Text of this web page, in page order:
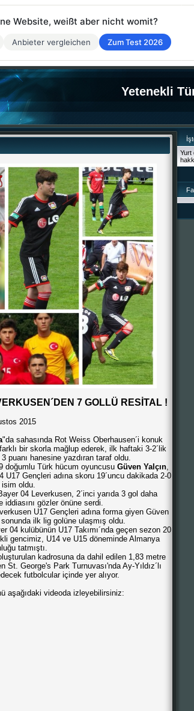
Yetenekli
7 GOLLÜ RESİTAL !
2015
"da sahasında Rot Weiss Oberhausen´i konuk
bir skorla mağlup ederek, ilk haftaki 3-2´lik
puanı hanesine yazdıran taraf oldu.
doğumlu Türk hücum oyuncusu Güven Yalçın,
Gençleri adına skoru 19´uncu dakikada 2-0
isim oldu.
04 Leverkusen, 2´inci yarıda 3 gol daha
iddiasını gözler önüne serdi.
U17 Gençleri adına forma giyen Güven
ilk lig golüne ulaşmış oldu.
04 kulübünün U17 Takımı´nda geçen sezon 20
gencimiz, U14 ve U15 döneminde Almanya
tatmıştı.
kadrosuna da dahil edilen 1,83 metre
George's Park Turnuvası'nda Ay-Yıldız´lı
futbolcular içinde yer alıyor.
aşağıdaki videoda izleyebilirsiniz:
Yurt
Website, weißt aber nicht womit?
Anbieter vergleichen Zum Test 2026